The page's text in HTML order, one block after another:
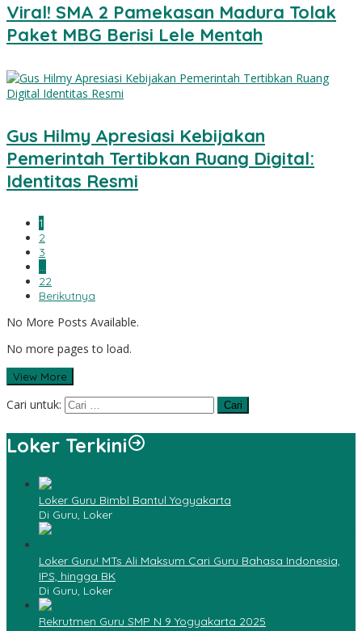
Viral! SMA 2 Pamekasan Madura Tolak
Paket MBG Berisi Lele Mentah
Gus Hilmy Apresiasi Kebijakan
Pemerintah Tertibkan Ruang Digital:
Identitas Resmi
1
2
3
…
22
Berikutnya
No More Posts Available.
No more pages to load.
View More
Cari untuk:
Loker Terkini
Loker Guru Bimbl Bantul Yogyakarta
Di Guru, Loker
Loker Guru! MTs Ali Maksum Cari Guru Bahasa Indonesia,
IPS, hingga BK
Di Guru, Loker
Rekrutmen Guru SMP N 9 Yogyakarta 2025